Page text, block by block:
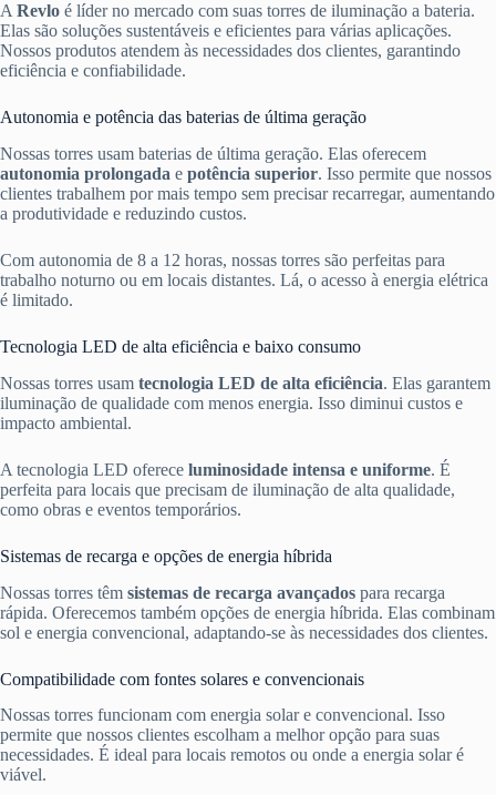
A Revlo é líder no mercado com suas torres de iluminação a bateria.
Elas são soluções sustentáveis e eficientes para várias aplicações.
Nossos produtos atendem às necessidades dos clientes, garantindo
eficiência e confiabilidade.
Autonomia e potência das baterias de última geração
Nossas torres usam baterias de última geração. Elas oferecem
autonomia prolongada e potência superior. Isso permite que nossos
clientes trabalhem por mais tempo sem precisar recarregar, aumentando
a produtividade e reduzindo custos.
Com autonomia de 8 a 12 horas, nossas torres são perfeitas para
trabalho noturno ou em locais distantes. Lá, o acesso à energia elétrica
é limitado.
Tecnologia LED de alta eficiência e baixo consumo
Nossas torres usam tecnologia LED de alta eficiência. Elas garantem
iluminação de qualidade com menos energia. Isso diminui custos e
impacto ambiental.
A tecnologia LED oferece luminosidade intensa e uniforme. É
perfeita para locais que precisam de iluminação de alta qualidade,
como obras e eventos temporários.
Sistemas de recarga e opções de energia híbrida
Nossas torres têm sistemas de recarga avançados para recarga
rápida. Oferecemos também opções de energia híbrida. Elas combinam
sol e energia convencional, adaptando-se às necessidades dos clientes.
Compatibilidade com fontes solares e convencionais
Nossas torres funcionam com energia solar e convencional. Isso
permite que nossos clientes escolham a melhor opção para suas
necessidades. É ideal para locais remotos ou onde a energia solar é
viável.